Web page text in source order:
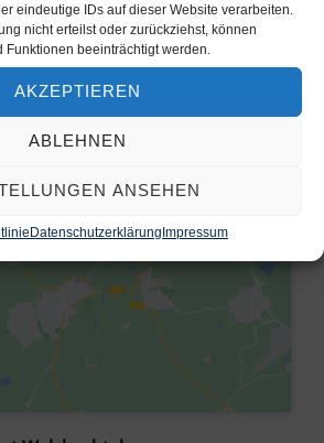
eindeutige IDs auf dieser Website verarbeiten.
nicht erteilst oder zurückziehst, können
beeinträchtigt werden.
AKZEPTIEREN
ABLEHNEN
ANSEHEN
DatenschutzerklärungImpressum
um Marketing-Cookies
aktivieren